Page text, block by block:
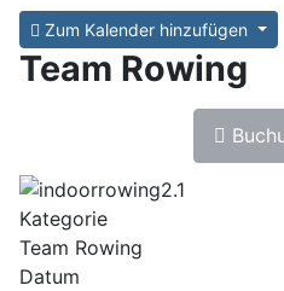
Zum Kalender hinzufügen
Team Rowing
Kategorie
Team Rowing
Datum